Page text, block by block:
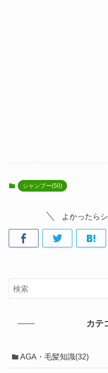
シャンプー(50)
よかったら
カテ
AGA・毛髪知識(32)